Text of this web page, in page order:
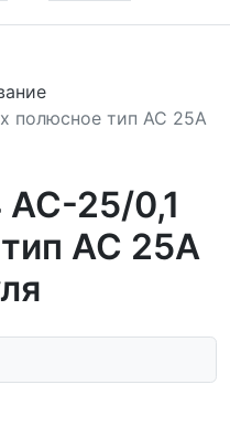
полюсное тип AC 25A
25/0,1
AC 25A